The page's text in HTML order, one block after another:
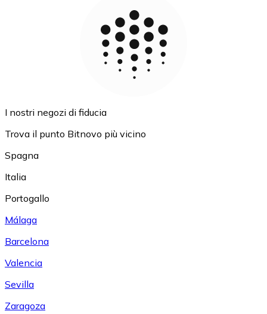
I nostri negozi di fiducia
Trova il punto Bitnovo più vicino
Spagna
Italia
Portogallo
Málaga
Barcelona
Valencia
Sevilla
Zaragoza